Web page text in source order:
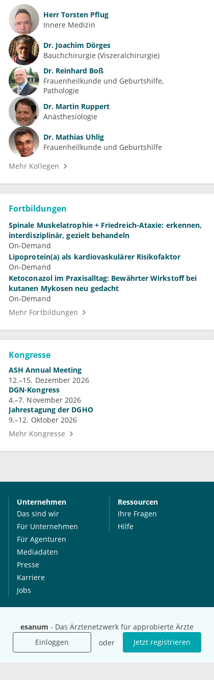
esanum - Das Ärztenetzwerk für approbierte Ärzte
Einloggen
oder Jetzt registrieren
Herr Torsten Pflug
Innere Medizin
Dr. Joachim Dörges
Bauchchirurgie (Viszeralchirurgie)
Dr. Reinhard Boß
Frauenheilkunde und Geburtshilfe
Pathologie
Dr. Martin Ruppert
Anästhesiologie
Dr. Mathias Uhlig
Frauenheilkunde und Geburtshilfe
Mehr Kollegen
Fortbildungen
Spinale Muskelatrophie + Friedreich-Ataxie: erkennen,
interdisziplinär, gezielt behandeln
On-Demand
Lipoprotein(a) als kardiovaskulärer Risikofaktor
On-Demand
Ketoconazol im Praxisalltag: Bewährter Wirkstoff bei
kutanen Mykosen neu gedacht
On-Demand
Mehr Fortbildungen
Kongresse
ASH Annual Meeting
12.–15. Dezember 2026
DGN-Kongress
4.–7. November 2026
Jahrestagung der DGHO
9.–12. Oktober 2026
Mehr Kongresse
Unternehmen
Das sind wir
Für Unternehmen
Für Agenturen
Mediadaten
Presse
Karriere
Jobs
Ressourcen
Ihre Fragen
Hilfe
esanum.it
esanum.com
esanum.fr
Youtube
Twitter
LinkedIn